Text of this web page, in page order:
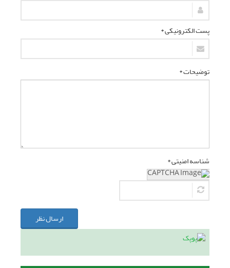
پست الکترونیکی *
توضیحات *
شناسه امنیتی *
ارسال نظر